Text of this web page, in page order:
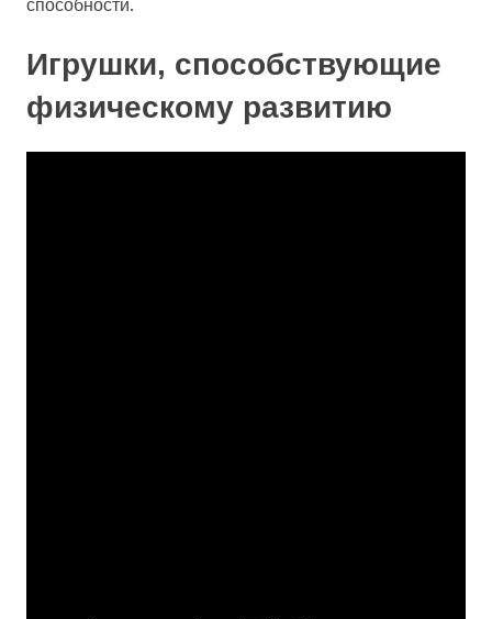
Игрушки, способствующие
физическому развитию